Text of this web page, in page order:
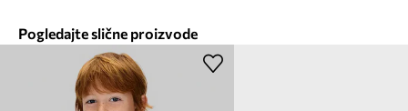
Pogledajte slične proizvode